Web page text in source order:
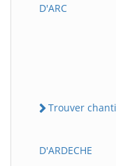
D'ARC
Trouver
D'ARDECHE